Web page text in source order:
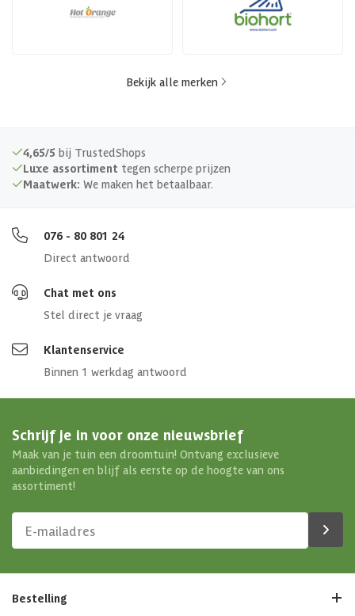
Bekijk alle merken
4,65/5 bij TrustedShops
Luxe assortiment tegen scherpe prijzen
Maatwerk: We maken het betaalbaar.
076 - 80 801 24
Direct antwoord
Chat met ons
Stel direct je vraag
Klantenservice
Binnen 1 werkdag antwoord
Schrijf je in voor onze nieuwsbrief
Maak van je tuin een droomtuin! Ontvang exclusieve
aanbiedingen en blijf als eerste op de hoogte van ons
assortiment!
Bestelling